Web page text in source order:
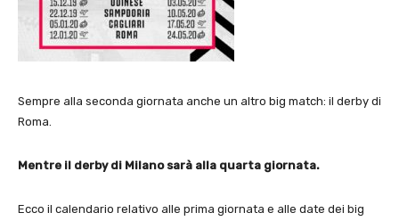
Sempre alla seconda giornata anche un altro big match: il derby di
Roma.
Mentre il derby di Milano sarà alla quarta giornata.
Ecco il calendario relativo alle prima giornata e alle date dei big